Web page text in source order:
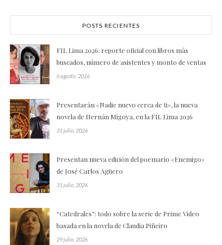
POSTS RECIENTES
FIL Lima 2026: reporte oficial con libros más
buscados, número de asistentes y monto de ventas
6 agosto, 2026
Presentarán «Nadie nuevo cerca de ti», la nueva
novela de Hernán Migoya, en la FIL Lima 2026
31 julio, 2026
Presentan nueva edición del poemario «Enemigo»
de José Carlos Agüero
31 julio, 2026
“Catedrales”: todo sobre la serie de Prime Video
basada en la novela de Claudia Piñeiro
29 julio, 2026